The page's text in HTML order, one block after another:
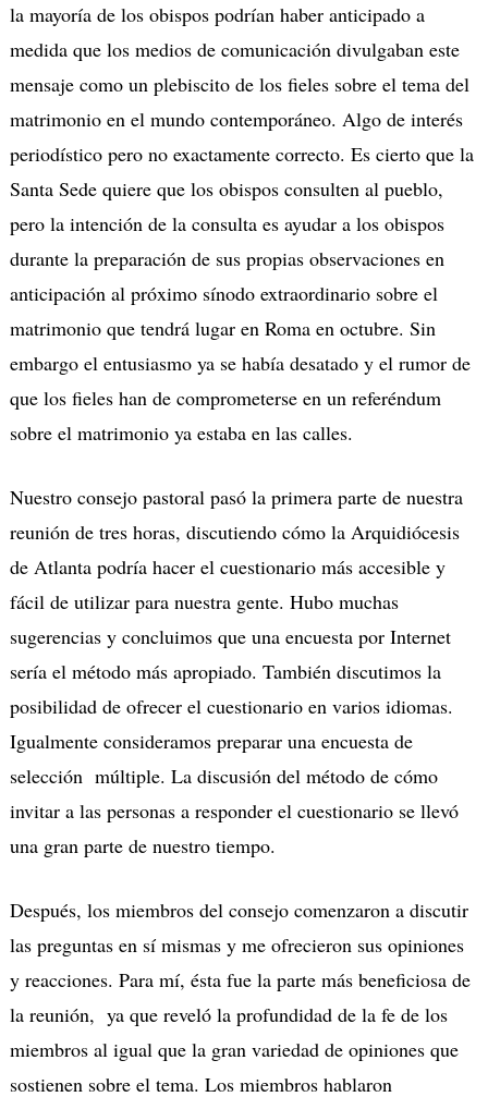
la mayoría de los obispos podrían haber anticipado a
medida que los medios de comunicación divulgaban este
mensaje como un plebiscito de los fieles sobre el tema del
matrimonio en el mundo contemporáneo. Algo de interés
periodístico pero no exactamente correcto. Es cierto que la
Santa Sede quiere que los obispos consulten al pueblo,
pero la intención de la consulta es ayudar a los obispos
durante la preparación de sus propias observaciones en
anticipación al próximo sínodo extraordinario sobre el
matrimonio que tendrá lugar en Roma en octubre. Sin
embargo el entusiasmo ya se había desatado y el rumor de
que los fieles han de comprometerse en un referéndum
sobre el matrimonio ya estaba en las calles.
Nuestro consejo pastoral pasó la primera parte de nuestra
reunión de tres horas, discutiendo cómo la Arquidiócesis
de Atlanta podría hacer el cuestionario más accesible y
fácil de utilizar para nuestra gente. Hubo muchas
sugerencias y concluimos que una encuesta por Internet
sería el método más apropiado. También discutimos la
posibilidad de ofrecer el cuestionario en varios idiomas.
Igualmente consideramos preparar una encuesta de
selección múltiple. La discusión del método de cómo
invitar a las personas a responder el cuestionario se llevó
una gran parte de nuestro tiempo.
Después, los miembros del consejo comenzaron a discutir
las preguntas en sí mismas y me ofrecieron sus opiniones
y reacciones. Para mí, ésta fue la parte más beneficiosa de
la reunión, ya que reveló la profundidad de la fe de los
miembros al igual que la gran variedad de opiniones que
sostienen sobre el tema. Los miembros hablaron